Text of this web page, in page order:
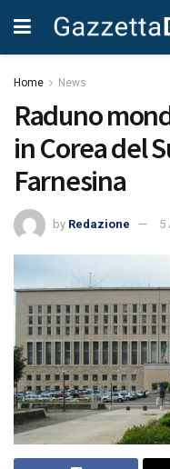
Home News
Raduno
in Corea del
Farnesina
by Redazione 5